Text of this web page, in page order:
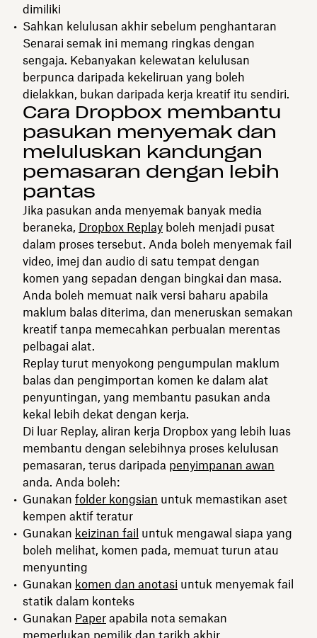
dimiliki
Sahkan kelulusan akhir sebelum penghantaran
Senarai semak ini memang ringkas dengan
sengaja. Kebanyakan kelewatan kelulusan
berpunca daripada kekeliruan yang boleh
dielakkan, bukan daripada kerja kreatif itu sendiri.
Cara Dropbox membantu
pasukan menyemak dan
meluluskan kandungan
pemasaran dengan lebih
pantas
Jika pasukan anda menyemak banyak media
beraneka, Dropbox Replay boleh menjadi pusat
dalam proses tersebut. Anda boleh menyemak fail
video, imej dan audio di satu tempat dengan
komen yang sepadan dengan bingkai dan masa.
Anda boleh memuat naik versi baharu apabila
maklum balas diterima, dan meneruskan semakan
kreatif tanpa memecahkan perbualan merentas
pelbagai alat.
Replay turut menyokong pengumpulan maklum
balas dan pengimportan komen ke dalam alat
penyuntingan, yang membantu pasukan anda
kekal lebih dekat dengan kerja.
Di luar Replay, aliran kerja Dropbox yang lebih luas
membantu dengan selebihnya proses kelulusan
pemasaran, terus daripada penyimpanan awan
anda. Anda boleh:
Gunakan folder kongsian untuk memastikan aset
kempen aktif teratur
Gunakan keizinan fail untuk mengawal siapa yang
boleh melihat, komen pada, memuat turun atau
menyunting
Gunakan komen dan anotasi untuk menyemak fail
statik dalam konteks
Gunakan Paper apabila nota semakan
memerlukan pemilik dan tarikh akhir